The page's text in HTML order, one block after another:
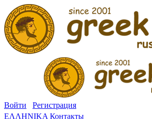
Войти
Регистрация
ΕΛΛΗΝΙΚΑ Контакты